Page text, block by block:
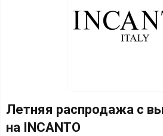
Летняя распродажа с
на INCANTO